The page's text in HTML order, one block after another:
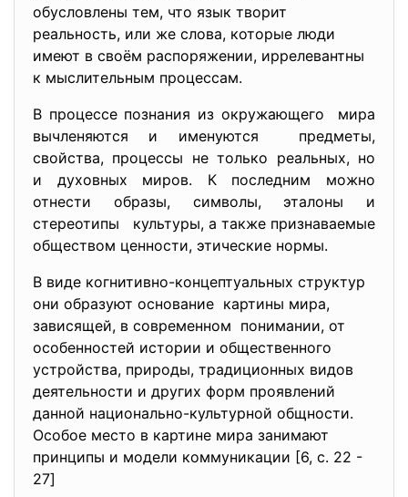
обусловлены тем, что язык творит
реальность, или же слова, которые люди
имеют в своём распоряжении, иррелевантны
к мыслительным процессам.
В процессе познания из окружающего мира
вычленяются и именуются предметы,
свойства, процессы не только реальных, но
и духовных миров. К последним можно
отнести образы, символы, эталоны и
стереотипы культуры, а также признаваемые
обществом ценности, этические нормы.
В виде когнитивно-концептуальных структур
они образуют основание картины мира,
зависящей, в современном понимании, от
особенностей истории и общественного
устройства, природы, традиционных видов
деятельности и других форм проявлений
данной национально-культурной общности.
Особое место в картине мира занимают
принципы и модели коммуникации [6, c. 22 -
27]